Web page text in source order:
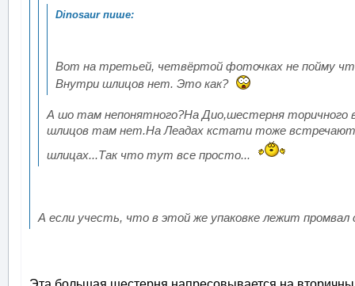
Вот на третьей, четвёртой фоточках не пойму
Внутри шлицов нет. Это как?
А шо там непонятного?На Дио,шестерня торичного
шлицов там нет.На Леадах кстати тоже
шлицах...Так что тут все просто...
А если учесть, что в этой же упаковке лежит